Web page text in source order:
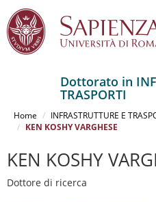
contenuto
Dottorato in
TRASPORTI
Home INFRASTRUTTURE E
KEN KOSHY VARGHESE
KEN KOSHY
Dottore di ricerca